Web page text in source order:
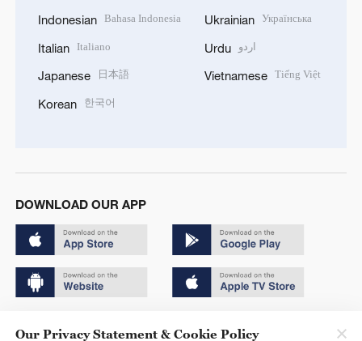
Indonesian Bahasa Indonesia
Italian Italiano
Japanese 日本語
Korean 한국어
Ukrainian Українська
Urdu اردو
Vietnamese Tiếng Việt
DOWNLOAD OUR APP
Our Privacy Statement & Cookie Policy